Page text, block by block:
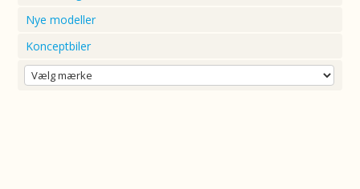
Nye modeller
Konceptbiler